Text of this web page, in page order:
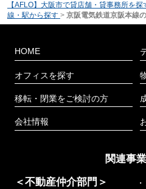
【AFLO】大阪市で貸店舗・貸事務所を
線・駅から探す > 京阪電気鉄道京阪本線
HOME
オフィスを探す
移転・閉業をご検討の方
会社情報
関連事
＜不動産仲介部門＞